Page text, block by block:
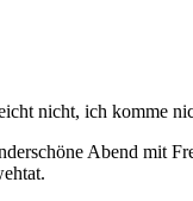
nicht, ich komme
Abend mit